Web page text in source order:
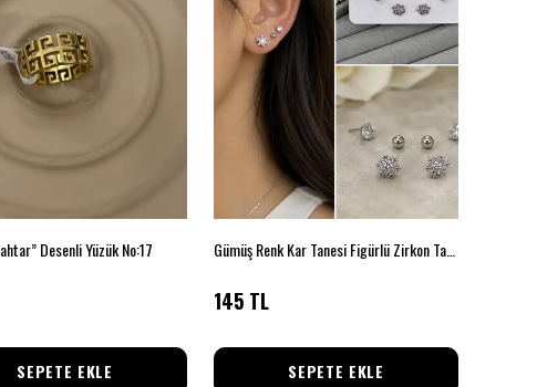
Desenli Yüzük No:17
SEPETE EKLE
145 TL
SEPETE EKLE